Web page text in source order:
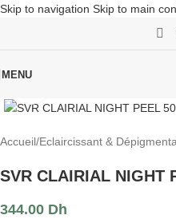
Skip to navigation Skip to main
MENU
Accueil/Eclaircissant &
SVR CLAIRIAL NIGHT
344.00 Dh